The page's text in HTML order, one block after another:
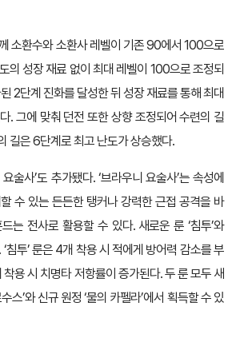
소환수와 소환사 레벨이 기존 90에서 100으로
의 성장 재료 없이 최대 레벨이 100으로 조정되
2단계 진화를 달성한 뒤 성장 재료를 통해 최대
. 그에 맞춰 던전 또한 상향 조정되어 수련의 길
길은 6단계로 최고 난도가 상승했다.
술사’도 추가됐다. ‘브라우니 요술사’는 속성에
수 있는 든든한 탱커나 강력한 근접 공격을 바
는 전사로 활용할 수 있다. 새로운 룬 ‘침투’와
‘침투’ 룬은 4개 착용 시 적에게 방어력 감소를 부
착용 시 치명타 저항률이 증가된다. 두 룬 모두 새
스’와 신규 원정 ‘물의 카펠라’에서 획득할 수 있